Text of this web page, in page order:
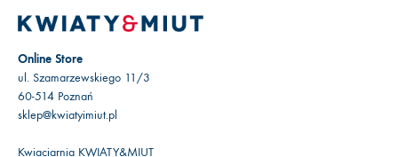
Online Store
ul. Szamarzewskiego 11/3
60-514 Poznań
sklep@kwiatyimiut.pl
Kwiaciarnia KWIATY&MIUT